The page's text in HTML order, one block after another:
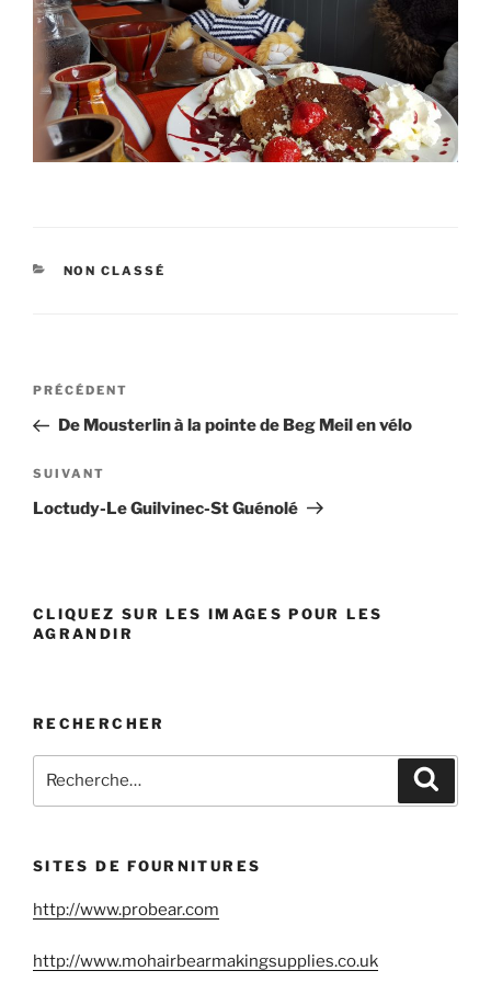
CATÉGORIES
NON CLASSÉ
Navigation
l’article
Article
précédent
PRÉCÉDENT
De Mousterlin à la pointe de Beg Meil en vélo
Article
suivant
SUIVANT
Loctudy-Le Guilvinec-St Guénolé
CLIQUEZ SUR LES IMAGES POUR LES
AGRANDIR
RECHERCHER
Recherche
SITES DE FOURNITURES
http://www.probear.com
http://www.mohairbearmakingsupplies.co.uk